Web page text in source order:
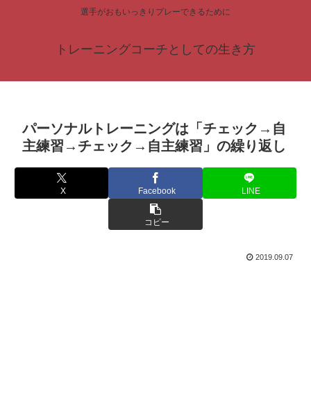
選手がおもいっきりプレーできるために
トレーニングコーチとしての生き方
パーソナルトレーニングは「チェック→自
主練習→チェック→自主練習」の繰り返し
X Facebook LINE
コピー
2019.09.07